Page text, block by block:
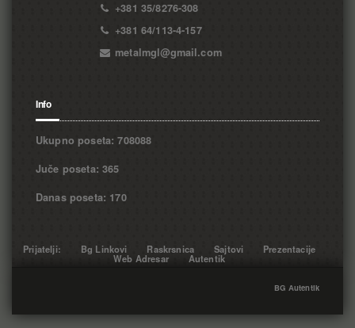
+381 35/8276-308
+381 64/113-4-157
metalmgl@gmail.com
Info
Ukupno poseta: 708088
Juče poseta: 365
Danas poseta: 170
Prijatelji: Bg Linkovi Raskrsnica Sajtovi Prezentacije
Web Adresar Autentik
BG Autentik